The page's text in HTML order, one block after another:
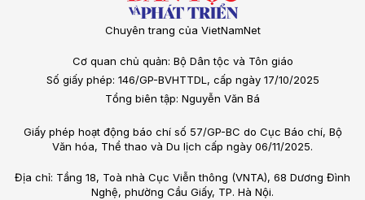
Chuyên trang của VietNamNet
Cơ quan chủ quản: Bộ Dân tộc và Tôn giáo
Số giấy phép: 146/GP-BVHTTDL, cấp ngày 17/10/2025
Tổng biên tập: Nguyễn Văn Bá
Giấy phép hoạt động báo chí số 57/GP-BC do Cục Báo chí, Bộ
Văn hóa, Thể thao và Du lịch cấp ngày 06/11/2025.
Địa chỉ: Tầng 18, Toà nhà Cục Viễn thông (VNTA), 68 Dương Đình
Nghệ, phường Cầu Giấy, TP. Hà Nội.